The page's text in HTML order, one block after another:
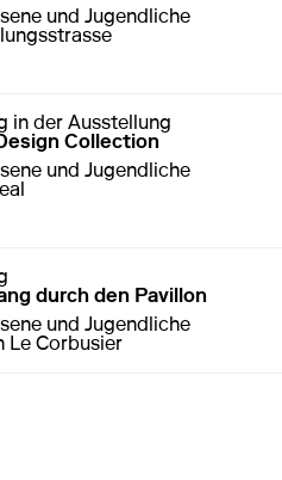
und Jugendliche
in der Ausstellung
Collection
und Jugendliche
durch den Pavillon
und Jugendliche
Le Corbusier